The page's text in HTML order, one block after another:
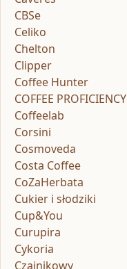
CBSe
Celiko
Chelton
Clipper
Coffee Hunter
COFFEE PROFICIENCY
Coffeelab
Corsini
Cosmoveda
Costa Coffee
CoZaHerbata
Cukier i słodziki
Cup&You
Curupira
Cykoria
Czajnikowy